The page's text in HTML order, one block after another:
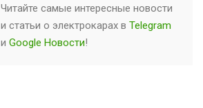
Читайте самые интересные новости
и статьи о электрокарах в Telegram
и Google Новости!